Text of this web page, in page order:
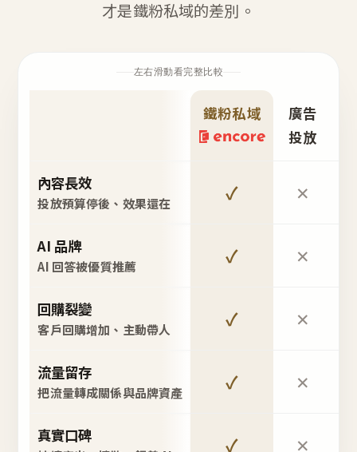
才是鐵粉私域的差別。
左右滑動看完整比較
鐵粉私域
廣告
投放
內容長效
投放預算停後、效果還在 ✓ ✕
AI 品牌
AI 回答被優質推薦 ✓ ✕
回購裂變
客戶回購增加、主動帶人 ✓ ✕
流量留存
把流量轉成關係與品牌資產 ✓ ✕
真實口碑 ✓ ✕